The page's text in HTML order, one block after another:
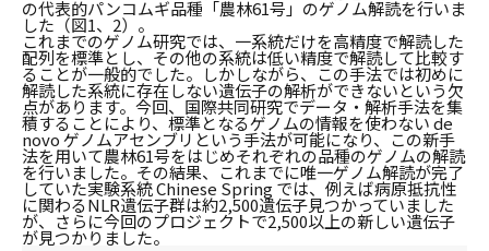
の代表的パンコムギ品種「農林61号」のゲノム解読を行いま
した（図1、2）。
これまでのゲノム研究では、一系統だけを高精度で解読した
配列を標準とし、その他の系統は低い精度で解読して比較す
ることが一般的でした。しかしながら、この手法では初めに
解読した系統に存在しない遺伝子の解析ができないという欠
点があります。今回、国際共同研究でデータ・解析手法を集
積することにより、標準となるゲノムの情報を使わない de
novo ゲノムアセンブリという手法が可能になり、この新手
法を用いて農林61号をはじめそれぞれの品種のゲノムの解読
を行いました。その結果、これまでに唯一ゲノム解読が完了
していた実験系統 Chinese Spring では、例えば病原抵抗性
に関わるNLR遺伝子群は約2,500遺伝子見つかっていました
が、さらに今回のプロジェクトで2,500以上の新しい遺伝子
が見つかりました。